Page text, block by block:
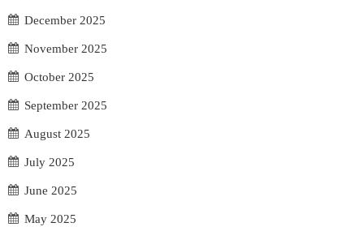
December 2025
November 2025
October 2025
September 2025
August 2025
July 2025
June 2025
May 2025